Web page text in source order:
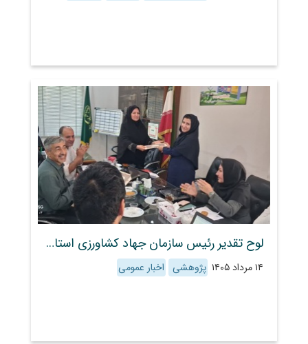
لوح تقدیر رئیس سازمان جهاد کشاورزی استان فارس به محققین مرکز تحقیقات و آموزش کشاورزی و منابع طبیعی استان فارس اهدا شد
۱۴ مرداد ۱۴۰۵ پژوهشی اخبار عمومی